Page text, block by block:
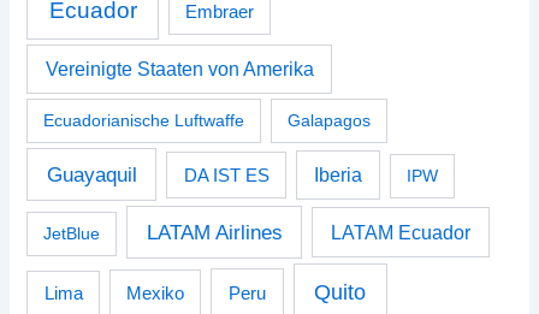
Ecuador Embraer
Vereinigte Staaten von Amerika
Ecuadorianische Luftwaffe Galapagos
Guayaquil DA IST ES Iberia IPW
JetBlue LATAM Airlines LATAM Ecuador
Lima Mexiko Peru Quito